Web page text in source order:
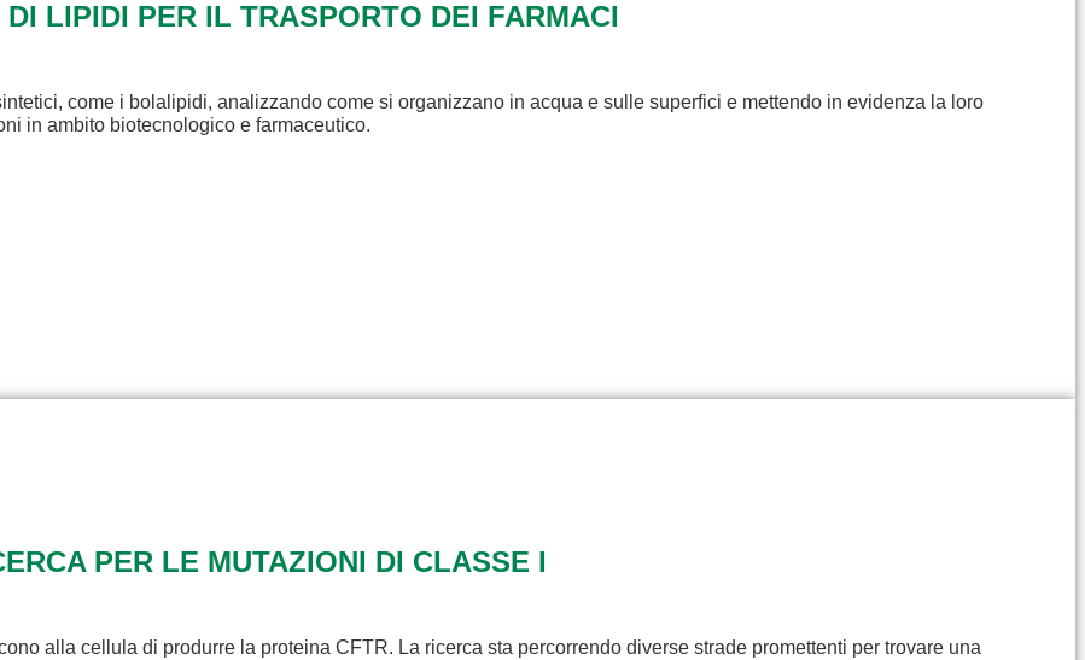
LIPIDI PER IL TRASPORTO DEI FARMACI
come i bolalipidi, analizzando come si organizzano in acqua e sulle superfici e mettendo in evidenza la loro
in ambito biotecnologico e farmaceutico.
PER LE MUTAZIONI DI CLASSE I
alla cellula di produrre la proteina CFTR. La ricerca sta percorrendo diverse strade promettenti per trovare una